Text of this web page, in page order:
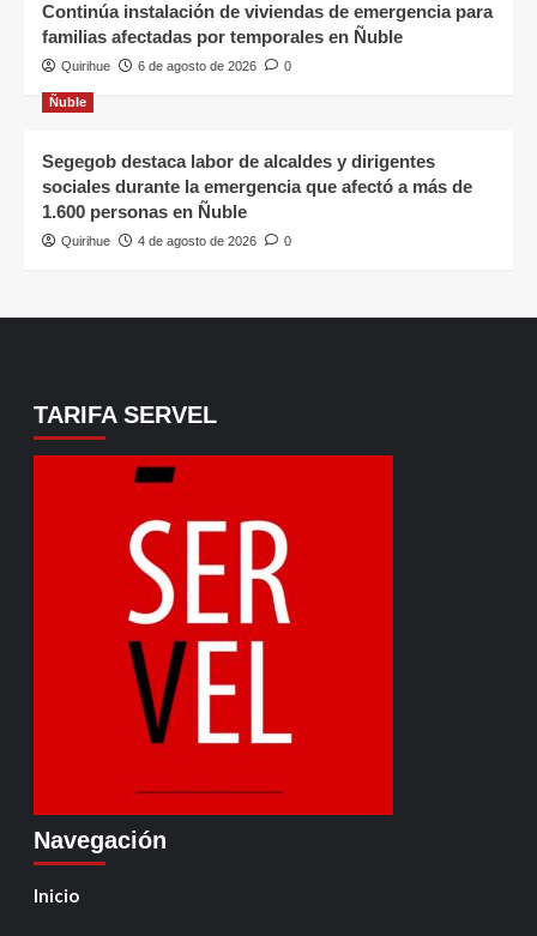
Continúa instalación de viviendas de emergencia para
familias afectadas por temporales en Ñuble
Quirihue 6 de agosto de 2026 0
Ñuble
Segegob destaca labor de alcaldes y dirigentes
sociales durante la emergencia que afectó a más de
1.600 personas en Ñuble
Quirihue 4 de agosto de 2026 0
TARIFA SERVEL
Navegación
Inicio